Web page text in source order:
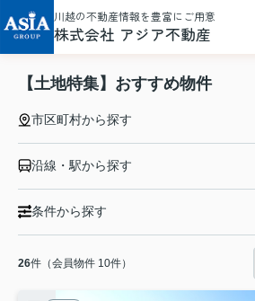
川越の不動産情報を豊富にご用意
株式会社 アジア不動産
【土地特集】おすすめ物件
市区町村から探す
沿線・駅から探す
条件から探す
26件（会員物件 10件）